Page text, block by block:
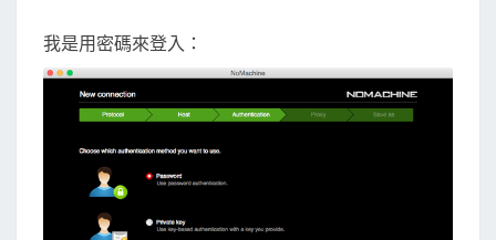
我是用密碼來登入：